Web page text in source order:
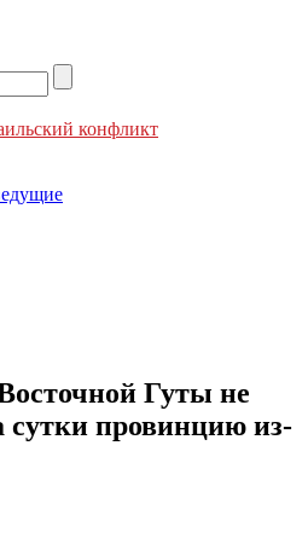
конфликт
Гуты не
сутки провинцию из-